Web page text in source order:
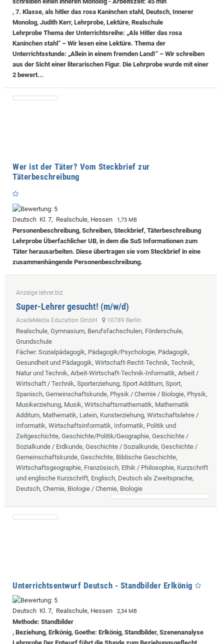
, 7. Klasse, als hitler das rosa Kaninchen stahl, Deutsch, Innerer
Monolog, Judith Kerr, Lehrprobe, Lektüre, Realschule
Lehrprobe Thema der Unterrichtsreihe: „Als Hitler das rosa
Kaninchen stahl“ – Wir lesen eine Lektüre. Thema der
Unterrichtsstunde: „Allein in einem fremden Land!“ – Wir schreiben
aus der Sicht einer literarischen Figur. Die Lehrprobe wurde mit einer
2 bewert...
Wer ist der Täter? Vom Steckbrief zur
Täterbeschreibung
Deutsch Kl. 7, Realschule, Hessen 1,73 MB
Personenbeschreibung, Schreiben, Steckbrief, Täterbeschreibung
Lehrprobe Überfachlicher UB, in dem die SuS Informationen zum
Täter herausarbeiten. Diese übertragen sie vom Steckbrief in eine
zusammenhängende Personenbeschreibung.
Anzeige lehrer.biz
Super-Lehrer gesucht! (m/w/d)
AcadeMedia Education GmbH 10789 Berlin
Realschule, Gymnasium, Berufsfachschulen, Förderschule,
Grundschule
Fächer: Sozialpädagogik, Pädagogik/Psychologie, Pädagogik,
Gesundheit und Pädagogik, Wirtschaft-Recht-Technik, Technik,
Natur und Technik, Arbeit-Wirtschaft-Technik-Informatik, Arbeit /
Wirtschaft / Technik, Sporterziehung, Sport Additum, Sport,
Spanisch, Gemeinschaftskunde, Physik / Chemie / Biologie, Physik,
Musikerziehung, Musik, Wirtschaftsmathematik, Mathematik
Additum, Mathematik, Latein, Kunsterziehung, Wirtschaftslehre /
Informatik, Wirtschaftsinformatik, Informatik, Politik und
Zeitgeschichte, Geschichte/Politik/Geographie, Geschichte /
Sozialkunde / Erdkunde, Geschichte / Sozialkunde, Geschichte /
Gemeinschaftskunde, Geschichte, Biblische Geschichte,
Wirtschaftsgeographie, Französisch, Ethik / Philosophie, Kurzschrift
und englische Kurzschrift, Englisch, Deutsch als Zweitsprache,
Deutsch, Chemie, Biologie / Chemie, Biologie
Unterrichtsentwurf Deutsch - Standbilder Erlkönig
Deutsch Kl. 7, Realschule, Hessen 2,34 MB
Methode: Standbilder
, Beziehung, Erlkönig, Goethe: Erlkönig, Standbilder, Szenenanalyse